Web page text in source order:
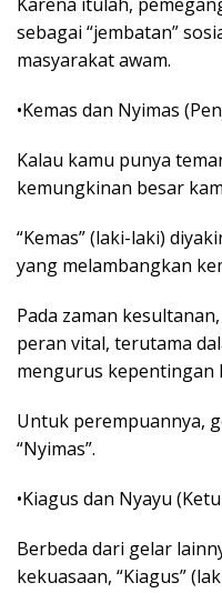
sebagai “jembatan”
masyarakat awam.
•Kemas dan Nyimas
Kalau kamu punya
kemungkinan besar
“Kemas” (laki-laki)
yang melambangkan
Pada zaman
peran vital, terutama
mengurus kepentingan
Untuk perempuannya,
“Nyimas”.
•Kiagus dan Nyayu
Berbeda dari gelar
kekuasaan, “Kiagus”